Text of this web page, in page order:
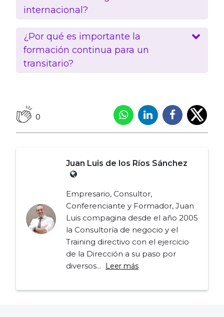
internacional?
¿Por qué es importante la
formación continua para un
transitario?
0
Juan Luis de los Ríos Sánchez
Empresario, Consultor,
Conferenciante y Formador, Juan
Luis compagina desde el año 2005
la Consultoría de negocio y el
Training directivo con el ejercicio
de la Dirección a su paso por
diversos...
Leer más